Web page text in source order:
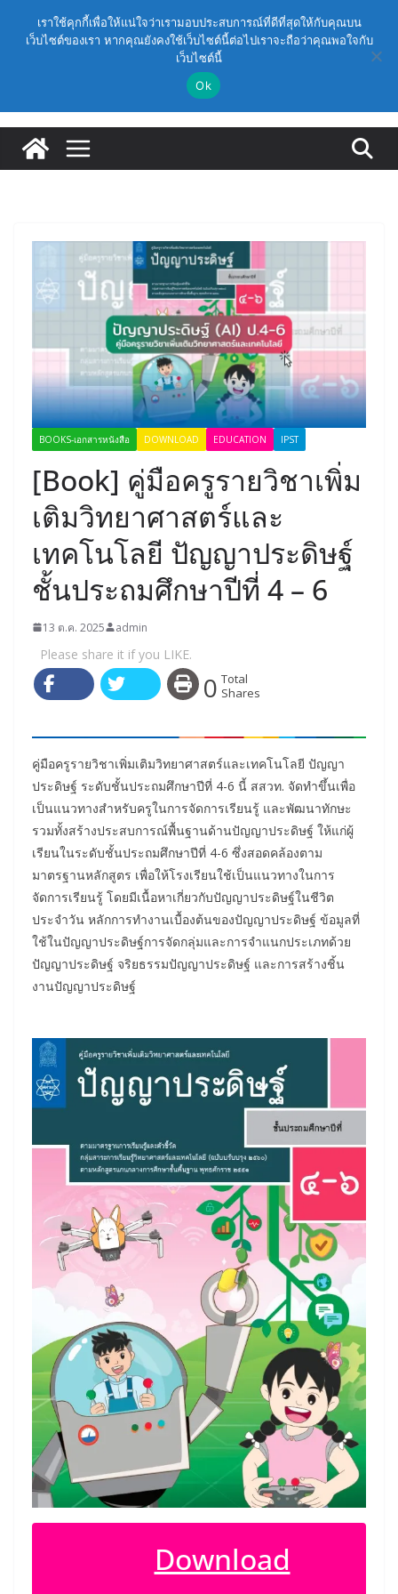
วันอาทิตย์, สิงหาคม 9, 2026
Latest:
(สพฐ.) โครงการอบรมเชิงปฏิบัติการหลักสูตรการดำเนิน
การประกันคุณภาพภายในสถานศึกษา ด้วยปัญญาประดิษฐ์
(AI) ในรูปแบบออนไลน์
ก.ค.ศ. เห็นชอบ รายละเอียดการดำเนินการคัดเลือกบุคคล
เพื่อบรรจุและแต่งตั้งให้ดำรงตำแหน่งรองผู้อำนวยการ
สถานศึกษา และผู้อำนวยการสถานศึกษา สังกัดสำนักงาน
คณะกรรมการการศึกษาขั้นพื้นฐาน ปี 2569 ตามหลัก
เกณฑ์ ว 12/2568
ก.ค.ศ. อนุมัติให้ข้าราชการครูและบุคลากรทางการศึกษามี
และเลื่อนเป็นวิทยฐานะเชี่ยวชาญ (ครั้งที่ 9/2569)
(สพฐ.) โมดูลที่ 1 : การประกันคุณภาพภายในสถานศึกษา
และการประยุกต์ใช้ปัญญาประดิษฐ์ (AI)
BOOKS-เอกสารหนังสือ DOWNLOAD EDUCATION IPST
[Book] คู่มือครูรายวิชาเพิ่ม
เติมวิทยาศาสตร์และ
เทคโนโลยี ปัญญาประดิษฐ์
ชั้นประถมศึกษาปีที่ 4 – 6
13 ต.ค. 2025 admin
Please share it if you LIKE.
0 Total
Shares
คู่มือครูรายวิชาเพิ่มเติมวิทยาศาสตร์และเทคโนโลยี ปัญญา
ประดิษฐ์ ระดับชั้นประถมศึกษาปีที่ 4-6 นี้ สสวท. จัดทำขึ้นเพื่อ
เป็นแนวทางสำหรับครูในการจัดการเรียนรู้ และพัฒนาทักษะ
รวมทั้งสร้างประสบการณ์พื้นฐานด้านปัญญาประดิษฐ์ ให้แก่ผู้
เรียนในระดับชั้นประถมศึกษาปีที่ 4-6 ซึ่งสอดคล้องตาม
มาตรฐานหลักสูตร เพื่อให้โรงเรียนใช้เป็นแนวทางในการ
จัดการเรียนรู้ โดยมีเนื้อหาเกี่ยวกับปัญญาประดิษฐ์ในชีวิต
ประจำวัน หลักการทำงานเบื้องต้นของปัญญาประดิษฐ์ ข้อมูลที่
ใช้ในปัญญาประดิษฐ์การจัดกลุ่มและการจำแนกประเภทด้วย
ปัญญาประดิษฐ์ จริยธรรมปัญญาประดิษฐ์ และการสร้างชิ้น
งานปัญญาประดิษฐ์
Download
เราใช้คุกกี้เพื่อให้แน่ใจว่าเรามอบประสบการณ์ที่ดีที่สุดให้กับคุณบน
เว็บไซต์ของเรา หากคุณยังคงใช้เว็บไซต์นี้ต่อไปเราจะถือว่าคุณพอใจกับ
เว็บไซต์นี้
Ok